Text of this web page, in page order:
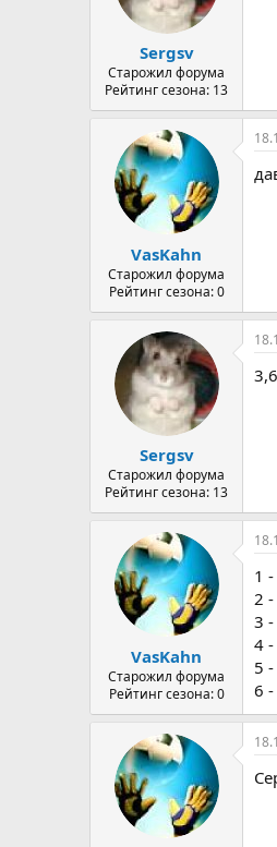
Sergsv
Старожил форума
Рейтинг сезона: 13
VasKahn
Старожил форума
Рейтинг сезона: 0
Sergsv
Старожил форума
Рейтинг сезона: 13
VasKahn
Старожил форума
Рейтинг сезона: 0
1
2
3
4
5
6